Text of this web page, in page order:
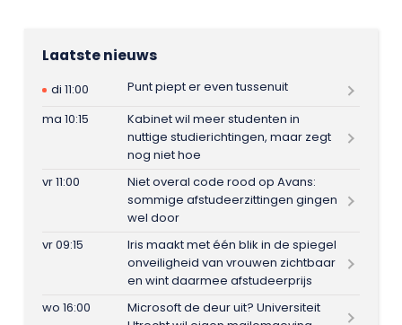
Laatste nieuws
di 11:00
Punt piept er even tussenuit
ma 10:15
Kabinet wil meer studenten in
nuttige studierichtingen, maar zegt
nog niet hoe
vr 11:00
Niet overal code rood op Avans:
sommige afstudeerzittingen gingen
wel door
vr 09:15
Iris maakt met één blik in de spiegel
onveiligheid van vrouwen zichtbaar
en wint daarmee afstudeerprijs
wo 16:00
Microsoft de deur uit? Universiteit